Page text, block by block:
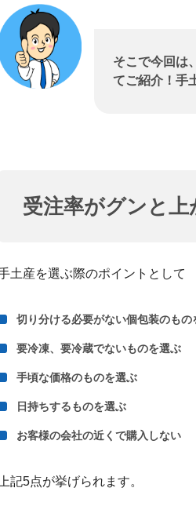
そこで今回は
てご紹介！手
受注率がグンと
土産を選ぶ際のポイントとして
切り分ける必要がない個包装のもの
要冷凍、要冷蔵でないものを選ぶ
手頃な価格のものを選ぶ
日持ちするものを選ぶ
お客様の会社の近くで購入しない
上記5点が挙げられます。